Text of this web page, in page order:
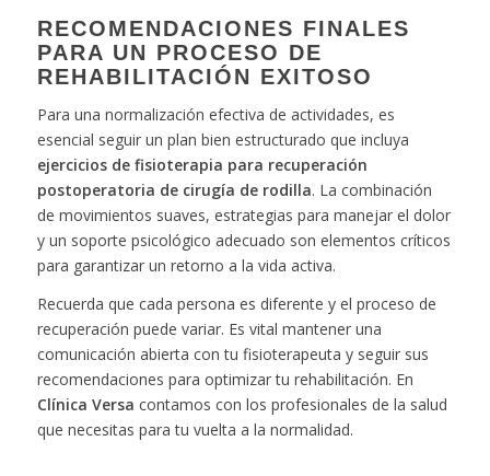
RECOMENDACIONES FINALES
PARA UN PROCESO DE
REHABILITACIÓN EXITOSO
Para una normalización efectiva de actividades, es
esencial seguir un plan bien estructurado que incluya
ejercicios de fisioterapia para recuperación
postoperatoria de cirugía de rodilla. La combinación
de movimientos suaves, estrategias para manejar el dolor
y un soporte psicológico adecuado son elementos críticos
para garantizar un retorno a la vida activa.
Recuerda que cada persona es diferente y el proceso de
recuperación puede variar. Es vital mantener una
comunicación abierta con tu fisioterapeuta y seguir sus
recomendaciones para optimizar tu rehabilitación. En
Clínica Versa contamos con los profesionales de la salud
que necesitas para tu vuelta a la normalidad.